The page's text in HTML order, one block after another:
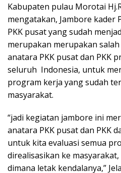
Kabupaten pulau Morotai
mengatakan, Jambore kader
PKK pusat yang sudah
merupakan merupakan
anatara PKK pusat dan PKK
seluruh Indonesia, untuk
program kerja yang sudah
masyarakat.
“jadi kegiatan jambore ini
anatara PKK pusat dan PKK
untuk kita evaluasi semua
direalisasikan ke
dimana letak kendalanya,”